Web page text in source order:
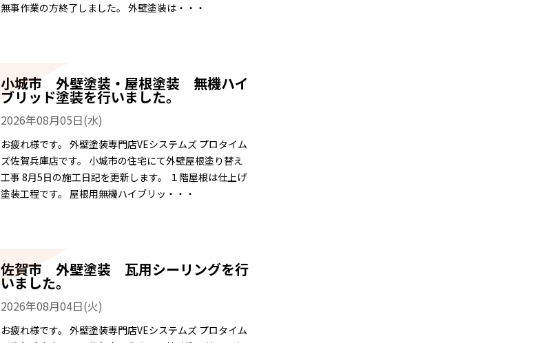
無事作業の方終了しました。 外壁塗装は・・・
小城市 外壁塗装・屋根塗装 無機ハイ
ブリッド塗装を行いました。
2026年08月05日(水)
お疲れ様です。 外壁塗装専門店VEシステムズ プロタイム
ズ佐賀兵庫店です。 小城市の住宅にて外壁屋根塗り替え
工事 8月5日の施工日記を更新します。 １階屋根は仕上げ
塗装工程です。 屋根用無機ハイブリッ・・・
佐賀市 外壁塗装 瓦用シーリングを行
いました。
2026年08月04日(火)
お疲れ様です。 外壁塗装専門店VEシステムズ プロタイム